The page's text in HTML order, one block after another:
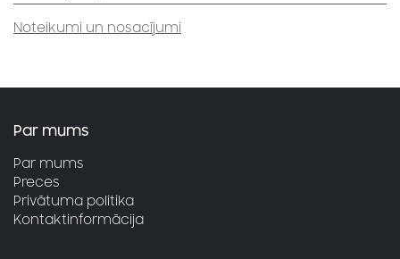
Noteikumi un nosacījumi
Par mums
Par mums
Preces
Privātuma politika
Kontaktinformācija